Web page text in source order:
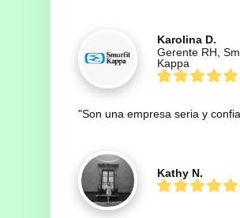
Karolina D.
Gerente RH,
Kappa
"Son una empresa seria y
Kathy N.